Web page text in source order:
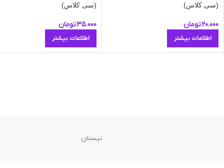
(سی کلاس)
20.000تومان
اطلاعات بیشتر
(سی کلاس)
35.000تومان
اطلاعات بیشتر
نیستان